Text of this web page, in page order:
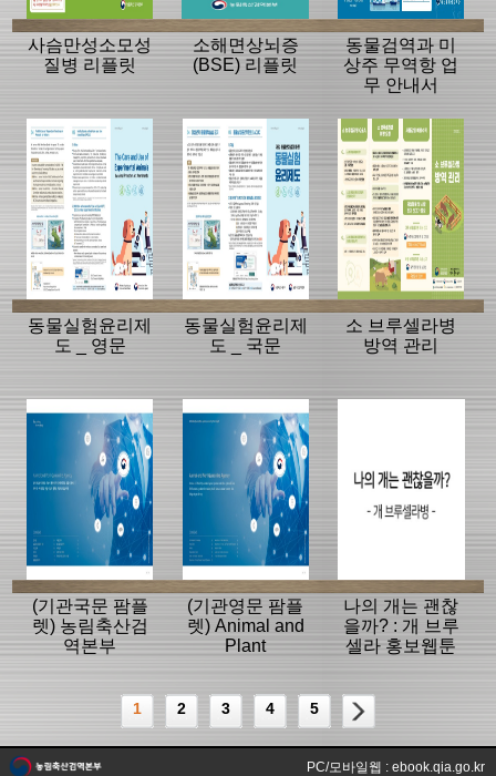
사슴만성소모성
질병 리플릿
소해면상뇌증
(BSE) 리플릿
동물검역과 미
상주 무역항 업
무 안내서
동물실험윤리제
도 _ 영문
동물실험윤리제
도 _ 국문
소 브루셀라병
방역 관리
(기관국문 팜플
렛) 농림축산검
역본부
(기관영문 팜플
렛) Animal and
Plant
나의 개는 괜찮
을까? : 개 브루
셀라 홍보웹툰
1 2 3 4 5
PC/모바일웹 : ebook.qia.go.kr